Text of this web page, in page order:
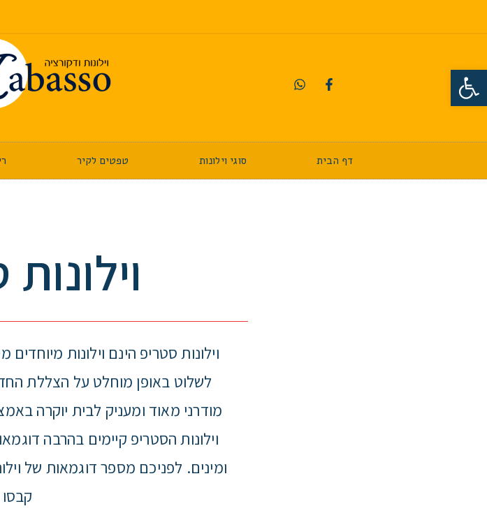
דף הבית סוגי וילונות טפטים לקיר
וילונות סטריפ הינם וילונות מיוחדים
לשלוט באופן מוחלט על הצללת
מודרני מאוד ומעניק לבית יוקרה
וילונות הסטריפ קיימים בהרבה
ומינים. לפניכם מספר דוגמאות של
קבסו
פתח סרגל נגישות